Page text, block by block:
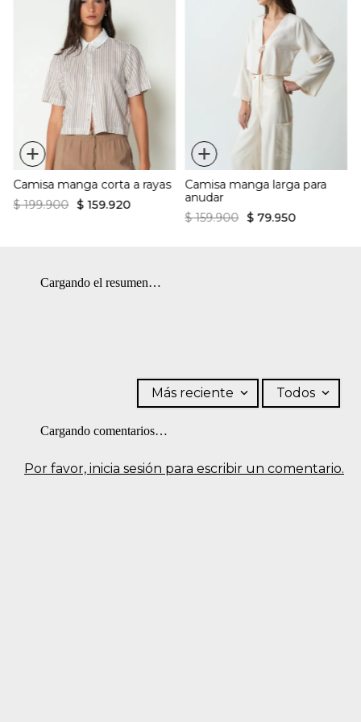
+
Camisa manga corta a rayas
$ 199.900 $ 159.920
+
Camisa manga larga para
anudar
$ 159.900 $ 79.950
Cargando el resumen…
Por favor, inicia sesión para escribir un comentario.
Más reciente Todos
Cargando comentarios…